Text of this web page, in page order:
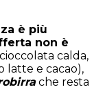
è più
non è
calda,
latte e cacao),
che resta